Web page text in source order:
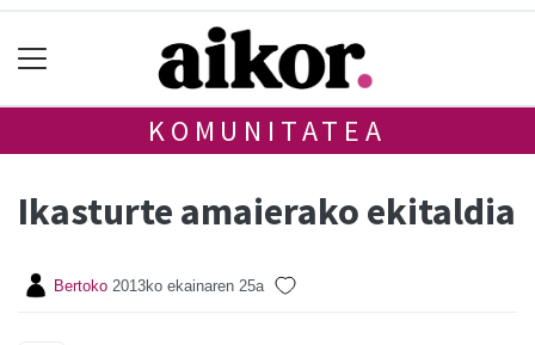
KOMUNITATEA
Ikasturte amaierako ekitaldia
Bertoko 2013ko ekainaren 25a